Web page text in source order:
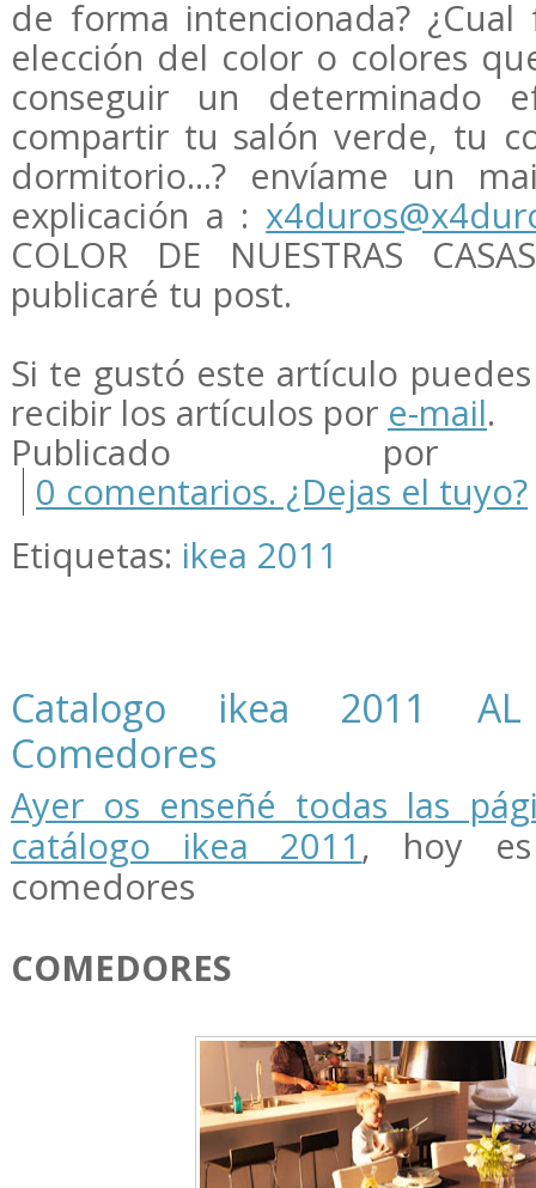
de forma intencionada?
elección del color o colores
conseguir un determinado
compartir tu salón verde, tu
dormitorio...? envíame un
explicación a :
COLOR DE NUESTRAS
publicaré tu post.
Si te gustó este artículo
recibir los artículos por e-mail.
Publicado por
0 comentarios. ¿Dejas el tuyo?
Etiquetas: ikea 2011
Catalogo ikea 2011 AL
Comedores
Ayer os enseñé todas las
catálogo ikea 2011 , hoy
comedores
COMEDORES